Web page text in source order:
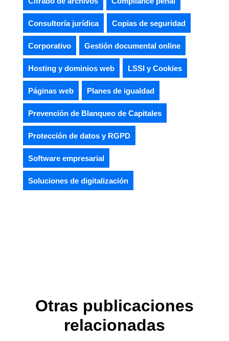
Consultoría jurídica Copias de seguridad
Corporativo Gestión documental online
Hosting y dominios web LSSI y Cookies
Páginas web Planes de igualdad
Prevención de Blanqueo de Capitales
Protección de datos y RGPD
Software empresarial
Soluciones de digitalización
Otras publicaciones
relacionadas